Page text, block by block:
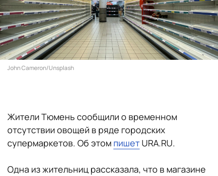
John Cameron/Unsplash
Жители Тюмень сообщили о временном
отсутствии овощей в ряде городских
супермаркетов. Об этом пишет URA.RU.
Одна из жительниц рассказала, что в магазине